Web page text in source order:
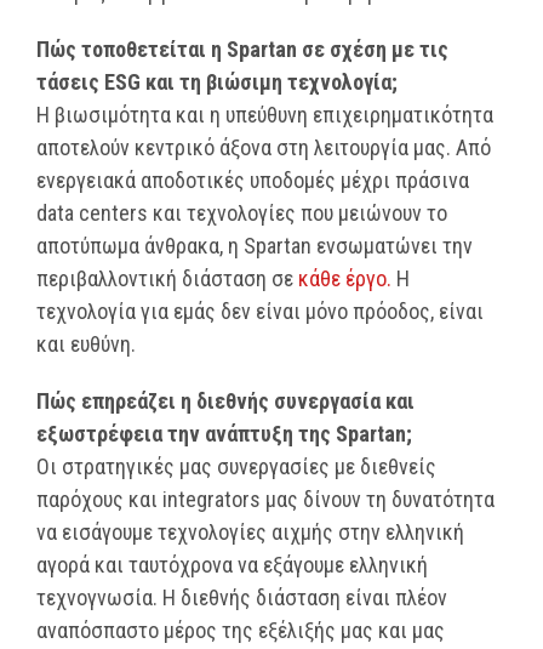
Πώς τοποθετείται η Spartan σε σχέση με τις
τάσεις ESG και τη βιώσιμη τεχνολογία;
Η βιωσιμότητα και η υπεύθυνη επιχειρηματικότητα
αποτελούν κεντρικό άξονα στη λειτουργία μας. Από
ενεργειακά αποδοτικές υποδομές μέχρι πράσινα
data centers και τεχνολογίες που μειώνουν το
αποτύπωμα άνθρακα, η Spartan ενσωματώνει την
περιβαλλοντική διάσταση σε κάθε έργο. Η
τεχνολογία για εμάς δεν είναι μόνο πρόοδος, είναι
και ευθύνη.
Πώς επηρεάζει η διεθνής συνεργασία και
εξωστρέφεια την ανάπτυξη της Spartan;
Οι στρατηγικές μας συνεργασίες με διεθνείς
παρόχους και integrators μας δίνουν τη δυνατότητα
να εισάγουμε τεχνολογίες αιχμής στην ελληνική
αγορά και ταυτόχρονα να εξάγουμε ελληνική
τεχνογνωσία. Η διεθνής διάσταση είναι πλέον
αναπόσπαστο μέρος της εξέλιξής μας και μας